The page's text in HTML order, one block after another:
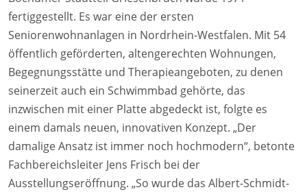
fertiggestellt. Es war eine der ersten
Seniorenwohnanlagen in Nordrhein-Westfalen. Mit 54
öffentlich geförderten, altengerechten Wohnungen,
Begegnungsstätte und Therapieangeboten, zu denen
seinerzeit auch ein Schwimmbad gehörte, das
inzwischen mit einer Platte abgedeckt ist, folgte es
einem damals neuen, innovativen Konzept. „Der
damalige Ansatz ist immer noch hochmodern“, betonte
Fachbereichsleiter Jens Frisch bei der
Ausstellungseröffnung. „So wurde das Albert-Schmidt-